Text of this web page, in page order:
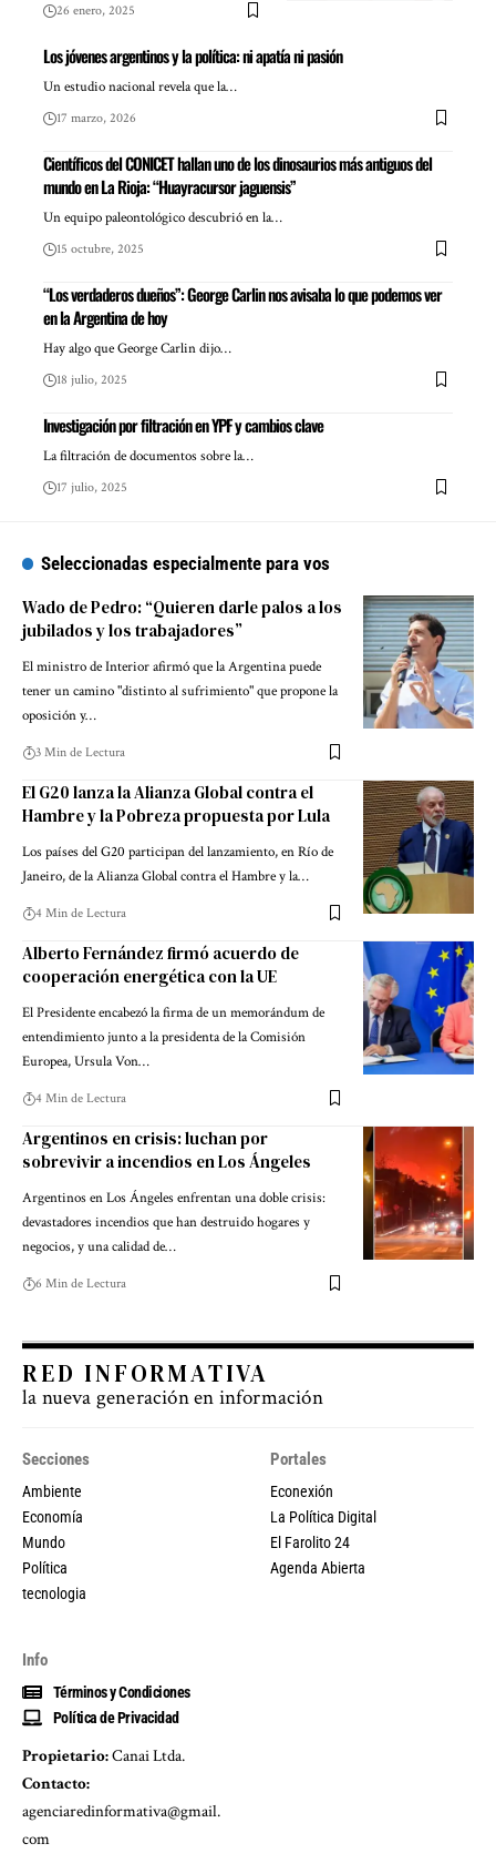
26 enero, 2025
Los jóvenes argentinos y la política: ni apatía ni pasión
Un estudio nacional revela que la…
17 marzo, 2026
Científicos del CONICET hallan uno de los dinosaurios más antiguos del
mundo en La Rioja: “Huayracursor jaguensis”
Un equipo paleontológico descubrió en la…
15 octubre, 2025
“Los verdaderos dueños”: George Carlin nos avisaba lo que podemos ver
en la Argentina de hoy
Hay algo que George Carlin dijo…
18 julio, 2025
Investigación por filtración en YPF y cambios clave
La filtración de documentos sobre la…
17 julio, 2025
Seleccionadas especialmente para vos
Wado de Pedro: “Quieren darle palos a los
jubilados y los trabajadores”
El ministro de Interior afirmó que la Argentina puede
tener un camino "distinto al sufrimiento" que propone la
oposición y…
3 Min de Lectura
El G20 lanza la Alianza Global contra el
Hambre y la Pobreza propuesta por Lula
Los países del G20 participan del lanzamiento, en Río de
Janeiro, de la Alianza Global contra el Hambre y la…
4 Min de Lectura
Alberto Fernández firmó acuerdo de
cooperación energética con la UE
El Presidente encabezó la firma de un memorándum de
entendimiento junto a la presidenta de la Comisión
Europea, Ursula Von…
4 Min de Lectura
Argentinos en crisis: luchan por
sobrevivir a incendios en Los Ángeles
Argentinos en Los Ángeles enfrentan una doble crisis:
devastadores incendios que han destruido hogares y
negocios, y una calidad de…
6 Min de Lectura
RED INFORMATIVA
la nueva generación en información
Secciones
Ambiente
Economía
Mundo
Política
tecnologia
Portales
Econexión
La Política Digital
El Farolito 24
Agenda Abierta
Info
Términos y Condiciones
Política de Privacidad
Propietario:Canai Ltda.
Contacto:
agenciaredinformativa@gmail.
com